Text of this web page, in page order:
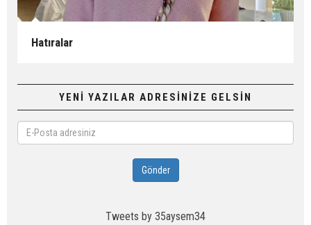
Hatıralar
YENİ YAZILAR ADRESİNİZE GELSİN
Posta
adresiniz
Gönder
Tweets by 35aysem34